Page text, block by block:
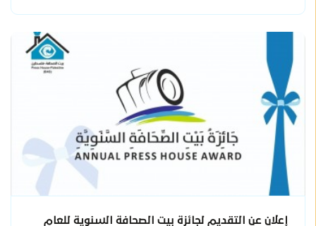
إعلان عن التقديم لجائزة بيت الصحافة السنوية للعام